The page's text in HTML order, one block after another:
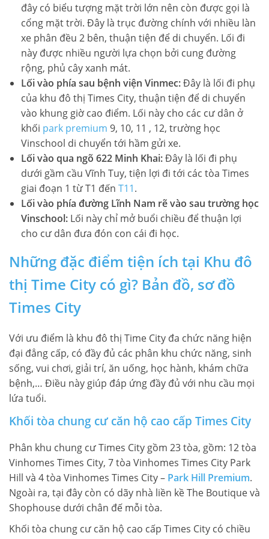
đây có biểu tượng mặt trời lớn nên còn được gọi là
cổng mặt trời. Đây là trục đường chính với nhiều làn
xe phân đều 2 bên, thuận tiện để di chuyển. Lối đi
này được nhiều người lựa chọn bởi cung đường
rộng, phủ cây xanh mát.
Lối vào phía sau bệnh viện Vinmec:Đây là lối đi phụ
của khu đô thị Times City, thuận tiện để di chuyển
vào khung giờ cao điểm. Lối này cho các cư dân ở
khối park premium 9, 10, 11 , 12, trường học
Vinschool di chuyển tới hầm gửi xe.
Lối vào qua ngõ 622 Minh Khai:Đây là lối đi phụ
dưới gầm cầu Vĩnh Tuy, tiện lợi đi tới các tòa Times
giai đoạn 1 từ T1 đến T11.
Lối vào phía đường Lĩnh Nam rẽ vào sau trường học
Vinschool: Lối này chỉ mở buổi chiều để thuận lợi
cho cư dân đưa đón con cái đi học.
Những đặc điểm tiện ích tại Khu đô
thị Time City có gì? Bản đồ, sơ đồ
Times City
Với ưu điểm là khu đô thị Time City đa chức năng hiện
đại đẳng cấp, có đầy đủ các phân khu chức năng, sinh
sống, vui chơi, giải trí, ăn uống, học hành, khám chữa
bệnh,… Điều này giúp đáp ứng đầy đủ với nhu cầu mọi
lứa tuổi.
Khối tòa chung cư căn hộ cao cấp Times City
Phân khu chung cư Times City gồm 23 tòa, gồm: 12 tòa
Vinhomes Times City, 7 tòa Vinhomes Times City Park
Hill và 4 tòa Vinhomes Times City – Park Hill Premium.
Ngoài ra, tại đây còn có dãy nhà liền kề The Boutique và
Shophouse dưới chân đế mỗi tòa.
Khối tòa chung cư căn hộ cao cấp Times City có chiều